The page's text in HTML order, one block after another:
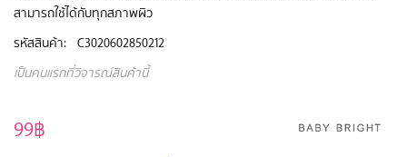
สามารถใช้ได้กับทุกสภาพผิว
รหัสสินค้า:
C3020602850212
เป็นคนแรกที่วิจารณ์สินค้านี้
99฿